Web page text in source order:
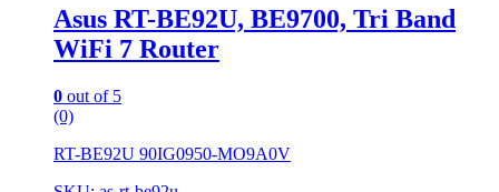
Asus RT-BE92U, BE9700, Tri Band
WiFi 7 Router
0 out of 5
(0)
RT-BE92U 90IG0950-MO9A0V